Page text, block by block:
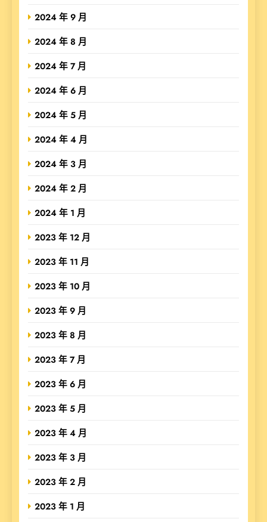
2024 年 9 月
2024 年 8 月
2024 年 7 月
2024 年 6 月
2024 年 5 月
2024 年 4 月
2024 年 3 月
2024 年 2 月
2024 年 1 月
2023 年 12 月
2023 年 11 月
2023 年 10 月
2023 年 9 月
2023 年 8 月
2023 年 7 月
2023 年 6 月
2023 年 5 月
2023 年 4 月
2023 年 3 月
2023 年 2 月
2023 年 1 月